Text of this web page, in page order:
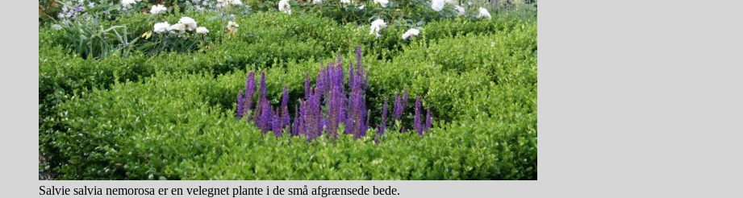
Salvie salvia nemorosa er en velegnet plante i de små afgrænsede bede.